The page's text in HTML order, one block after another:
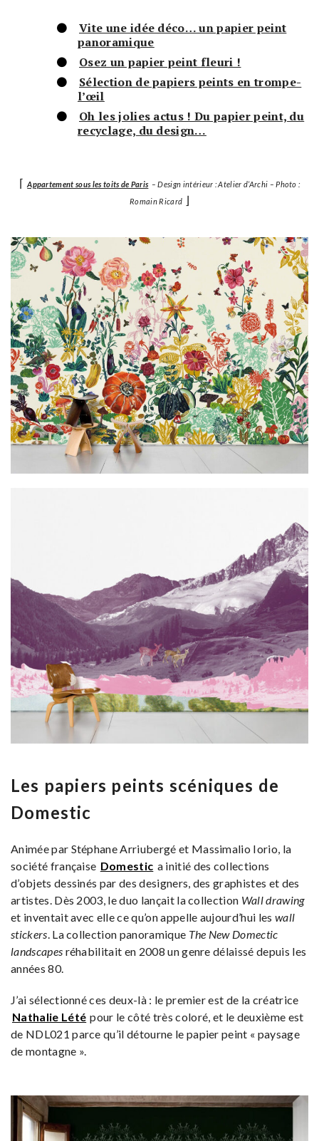
Vite une idée déco… un papier peint
panoramique
Osez un papier peint fleuri !
Sélection de papiers peints en trompe-
l’œil
Oh les jolies actus ! Du papier peint, du
recyclage, du design…
⌈ Appartement sous les toits de Paris – Design intérieur : Atelier d’Archi – Photo :
Romain Ricard ⌋
Les papiers peints scéniques de
Domestic
Animée par Stéphane Arriubergé et Massimalio Iorio, la
société française Domestic a initié des collections
d’objets dessinés par des designers, des graphistes et des
artistes. Dès 2003, le duo lançait la collection Wall drawing
et inventait avec elle ce qu’on appelle aujourd’hui les wall
stickers. La collection panoramique The New Domectic
landscapes réhabilitait en 2008 un genre délaissé depuis les
années 80.
J’ai sélectionné ces deux-là : le premier est de la créatrice
Nathalie Lété pour le côté très coloré, et le deuxième est
de NDL021 parce qu’il détourne le papier peint « paysage
de montagne ».